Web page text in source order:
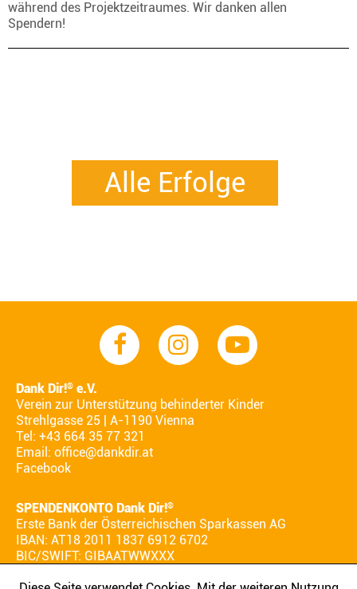
während des Projektzeitraumes. Wir danken allen
Spendern!
Alle Erfolge
Dank Dir!® e.V.
Verein zur Unterstützung behinderter Kinder
Strehlgasse 25 | A-1190 Vienna
Tel: +43 664 35 77 321
Email: office@dankdir.at
Facebook
SPENDENKONTO Dank Dir!®
Erste Bank der Österreichischen Sparkassen AG
IBAN: AT18 2011 1837 6912 6702
BIC/SWIFT: GIBAATWWXXX